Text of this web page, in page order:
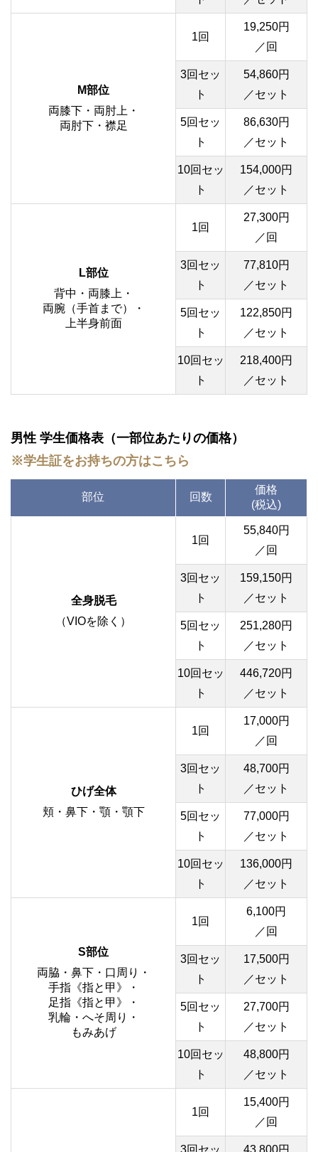
M部位
両膝下・両肘上・
両肘下・襟足
1回
19,250円
／回
3回セッ
ト
54,860円
／セット
5回セッ
ト
86,630円
／セット
10回セッ
ト
154,000円
／セット
L部位
背中・両膝上・
両腕（手首まで）・
上半身前面
1回
27,300円
／回
3回セッ
ト
77,810円
／セット
5回セッ
ト
122,850円
／セット
10回セッ
ト
218,400円
／セット
男性 学生価格表（一部位あたりの価格）
※学生証をお持ちの方はこちら
部位 回数
価格
(税込)
全身脱毛
（VIOを除く）
1回
55,840円
／回
3回セッ
ト
159,150円
／セット
5回セッ
ト
251,280円
／セット
10回セッ
ト
446,720円
／セット
ひげ全体
頬・鼻下・顎・顎下
1回
17,000円
／回
3回セッ
ト
48,700円
／セット
5回セッ
ト
77,000円
／セット
10回セッ
ト
136,000円
／セット
S部位
両脇・鼻下・口周り・
手指《指と甲》・
足指《指と甲》・
乳輪・へそ周り・
もみあげ
1回
6,100円
／回
3回セッ
ト
17,500円
／セット
5回セッ
ト
27,700円
／セット
10回セッ
ト
48,800円
／セット
1回
15,400円
／回
3回セッ 43,800円